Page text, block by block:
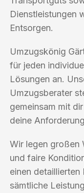
Dienstleistungen
Entsorgen.
Umzugskönig
für jeden
Lösungen an.
Umzugsberater
gemeinsam mit
deine
Wir legen großen
und faire
einen detaillierten
sämtliche